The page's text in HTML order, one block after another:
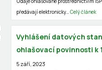
předávají elektronicky…Celý článek
Vyhlášení datových
ohlašovací povinnosti k
5 září, 2023